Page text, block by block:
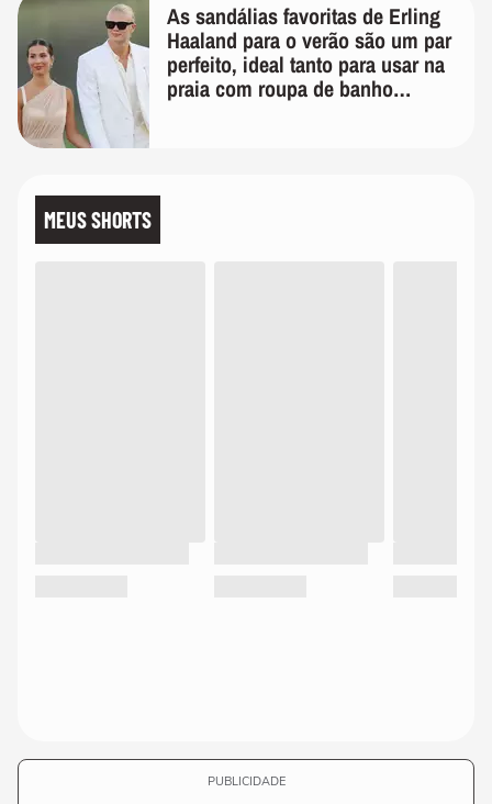
As sandálias favoritas de Erling
Haaland para o verão são um par
perfeito, ideal tanto para usar na
praia com roupa de banho
MEUS SHORTS
PUBLICIDADE